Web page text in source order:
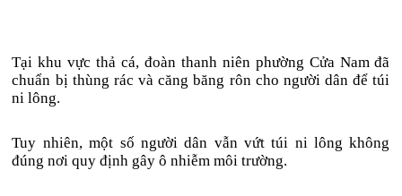
Tại khu vực thả cá, đoàn thanh niên phường Cửa Nam đã
chuẩn bị thùng rác và căng băng rôn cho người dân để túi
ni lông.
Tuy nhiên, một số người dân vẫn vứt túi ni lông không
đúng nơi quy định gây ô nhiễm môi trường.